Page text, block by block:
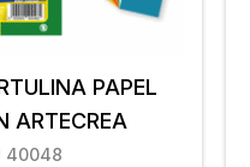
PAPEL
ARTECREA
40048